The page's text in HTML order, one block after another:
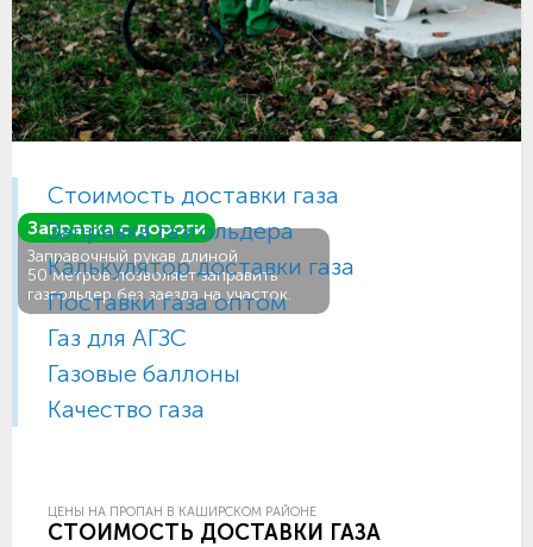
Заправка с дороги
Заправочный рукав длиной
50 метров позволяет заправить
газгольдер без заезда на участок.
Стоимость доставки газа
Заправка газгольдера
Калькулятор доставки газа
Поставки газа оптом
Газ для АГЗС
Газовые баллоны
Качество газа
ЦЕНЫ НА ПРОПАН В КАШИРСКОМ РАЙОНЕ
СТОИМОСТЬ ДОСТАВКИ ГАЗА